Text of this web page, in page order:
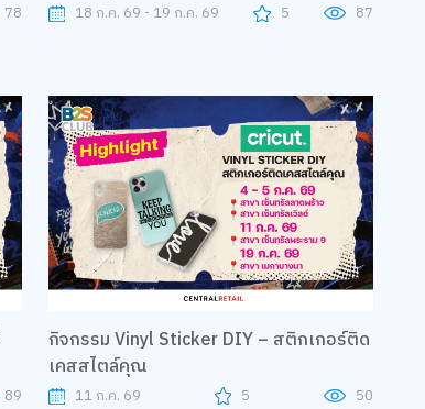
78 18 ก.ค. 69 - 19 ก.ค. 69 5 87
89
กิจกรรม Vinyl Sticker DIY – สติกเกอร์ติด
เคสสไตล์คุณ
11 ก.ค. 69 5 50